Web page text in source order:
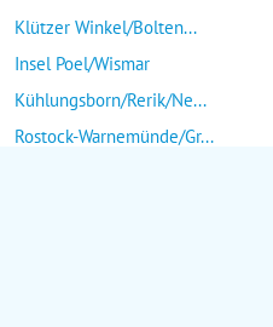
Klützer Winkel/Bolten...
Insel Poel/Wismar
Kühlungsborn/Rerik/Ne...
Rostock-Warnemünde/Gr...